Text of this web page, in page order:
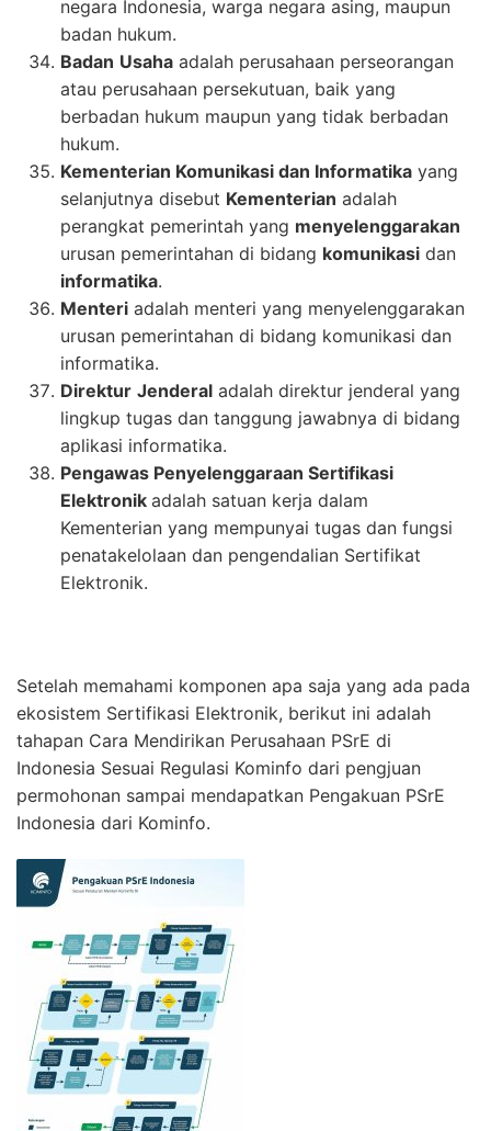
negara Indonesia, warga negara asing, maupun
badan hukum.
Badan Usaha adalah perusahaan perseorangan
atau perusahaan persekutuan, baik yang
berbadan hukum maupun yang tidak berbadan
hukum.
Kementerian Komunikasi dan Informatika yang
selanjutnya disebut Kementerian adalah
perangkat pemerintah yang menyelenggarakan
urusan pemerintahan di bidang komunikasi dan
informatika.
Menteri adalah menteri yang menyelenggarakan
urusan pemerintahan di bidang komunikasi dan
informatika.
Direktur Jenderal adalah direktur jenderal yang
lingkup tugas dan tanggung jawabnya di bidang
aplikasi informatika.
Pengawas Penyelenggaraan Sertifikasi
Elektronik adalah satuan kerja dalam
Kementerian yang mempunyai tugas dan fungsi
penatakelolaan dan pengendalian Sertifikat
Elektronik.
Setelah memahami komponen apa saja yang ada pada
ekosistem Sertifikasi Elektronik, berikut ini adalah
tahapan Cara Mendirikan Perusahaan PSrE di
Indonesia Sesuai Regulasi Kominfo dari pengjuan
permohonan sampai mendapatkan Pengakuan PSrE
Indonesia dari Kominfo.